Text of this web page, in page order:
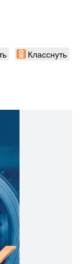
Класснуть